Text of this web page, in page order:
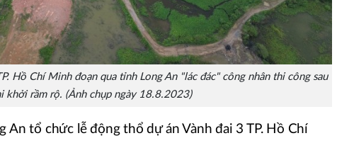
Hồ Chí Minh đoạn qua tỉnh Long An "lác đác" công nhân thi công sau
khởi rầm rộ. (Ảnh chụp ngày 18.8.2023)
An tổ chức lễ động thổ dự án Vành đai 3 TP. Hồ Chí